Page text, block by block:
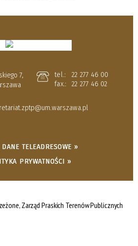
7,
tel.:
22 277 46 00
fax.:
22 277 46 02
TELEADRESOWE »
PRYWATNOŚCI »
Zarząd Praskich Terenów Publicznych